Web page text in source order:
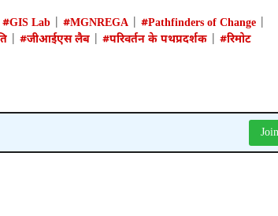
#GIS Lab #MGNREGA #Pathfinders of Change
#जीआईएस लैब #परिवर्तन के पथप्रदर्शक
#रिमोट